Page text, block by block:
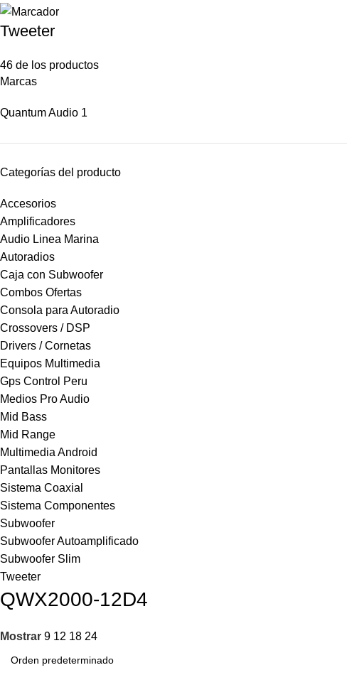
Tweeter
46 de los productos
Marcas
Quantum Audio 1
Categorías del producto
Accesorios
Amplificadores
Audio Linea Marina
Autoradios
Caja con Subwoofer
Combos Ofertas
Consola para Autoradio
Crossovers / DSP
Drivers / Cornetas
Equipos Multimedia
Gps Control Peru
Medios Pro Audio
Mid Bass
Mid Range
Multimedia Android
Pantallas Monitores
Sistema Coaxial
Sistema Componentes
Subwoofer
Subwoofer Autoamplificado
Subwoofer Slim
Tweeter
QWX2000-12D4
Mostrar 9 12 18 24